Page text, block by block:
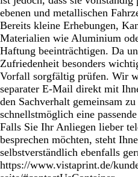
ebenen und metallischen
Bereits kleine Erhebungen,
Materialien wie Aluminium
Haftung beeinträchtigen. Da
Zufriedenheit besonders
Vorfall sorgfältig prüfen. Wir
separater E-Mail direkt mit
den Sachverhalt gemeinsam
schnellstmöglich eine
Falls Sie Ihr Anliegen lieber
besprechen möchten, steht
selbstverständlich ebenfalls
https://www.vistaprint.de/